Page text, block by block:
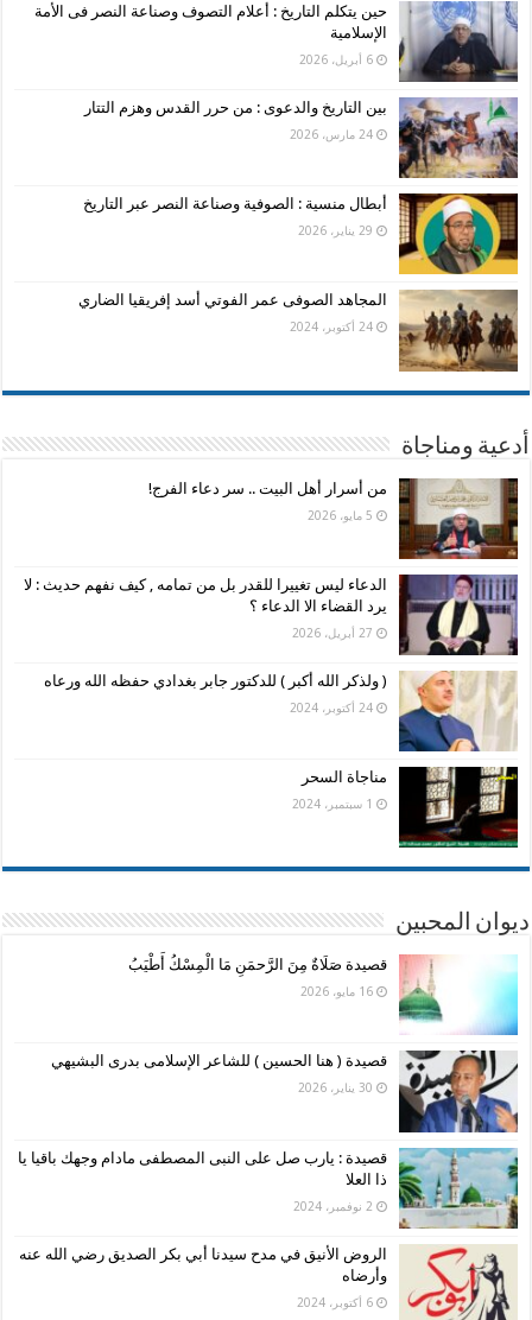
حين يتكلم التاريخ : أعلام التصوف وصناعة النصر فى الأمة
الإسلامية
6 أبريل، 2026
بين التاريخ والدعوى : من حرر القدس وهزم التتار
24 مارس، 2026
أبطال منسية : الصوفية وصناعة النصر عبر التاريخ
29 يناير، 2026
المجاهد الصوفى عمر الفوتي أسد إفريقيا الضاري
24 أكتوبر، 2024
أدعية ومناجاة
من أسرار أهل البيت .. سر دعاء الفرج!
5 مايو، 2026
الدعاء ليس تغييرا للقدر بل من تمامه , كيف نفهم حديث : لا
يرد القضاء الا الدعاء ؟
27 أبريل، 2026
( ولذكر الله أكبر ) للدكتور جابر بغدادي حفظه الله ورعاه
24 أكتوبر، 2024
مناجاة السحر
1 سبتمبر، 2024
ديوان المحبين
قصيدة صَلَاةٌ مِنَ الرَّحمَنِ مَا الْمِسْكُ أَطْيَبُ
16 مايو، 2026
قصيدة ( هنا الحسين ) للشاعر الإسلامى بدرى البشيهي
30 يناير، 2026
قصيدة : يارب صل على النبى المصطفى مادام وجهك باقيا يا
ذا العلا
2 نوفمبر، 2024
الروض الأنيق في مدح سيدنا أبي بكر الصديق رضي الله عنه
وأرضاه
6 أكتوبر، 2024